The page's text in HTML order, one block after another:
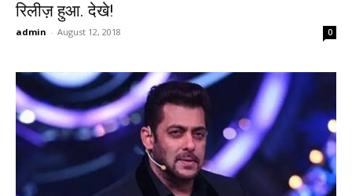
रिलीज़ हुआ. देखे!
admin - August 12, 2018 0